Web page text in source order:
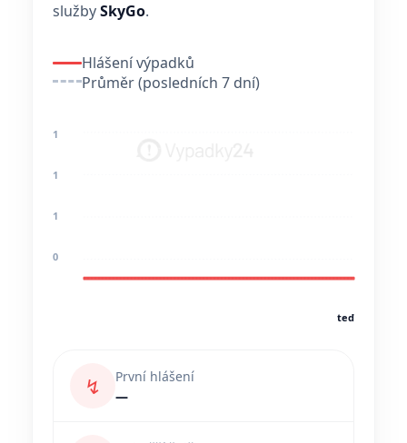
službySkyGo.
Hlášení výpadků
Průměr (posledních 7 dní)
1
1
1
0
teď
↯
První hlášení
—